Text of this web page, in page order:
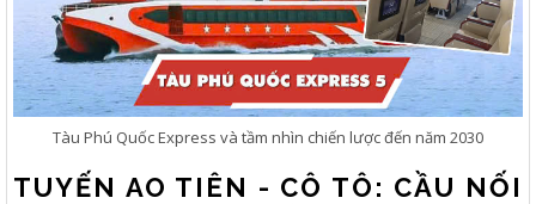
Tàu Phú Quốc Express và tầm nhìn chiến lược đến năm 2030
TUYẾN AO TIÊN - CÔ TÔ: CẦU NỐI